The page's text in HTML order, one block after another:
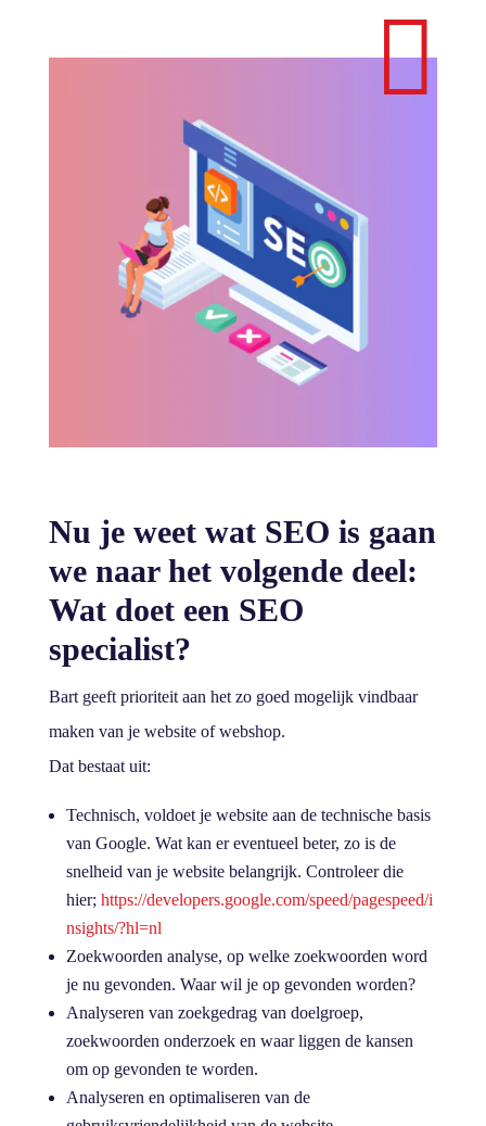

Nu je weet wat SEO is gaan
we naar het volgende deel:
Wat doet een SEO
specialist?
Bart geeft prioriteit aan het zo goed mogelijk vindbaar
maken van je website of webshop.
Dat bestaat uit:
Technisch, voldoet je website aan de technische basis
van Google. Wat kan er eventueel beter, zo is de
snelheid van je website belangrijk. Controleer die
hier; https://developers.google.com/speed/pagespeed/i
nsights/?hl=nl
Zoekwoorden analyse, op welke zoekwoorden word
je nu gevonden. Waar wil je op gevonden worden?
Analyseren van zoekgedrag van doelgroep,
zoekwoorden onderzoek en waar liggen de kansen
om op gevonden te worden.
Analyseren en optimaliseren van de